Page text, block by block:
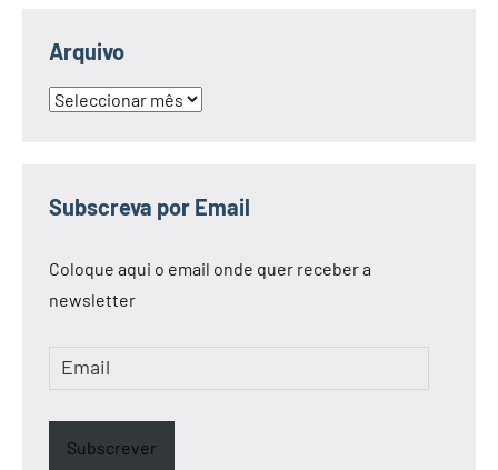
Arquivo
Arquivo
Subscreva por Email
Coloque aqui o email onde quer receber a
newsletter
Email
Subscrever